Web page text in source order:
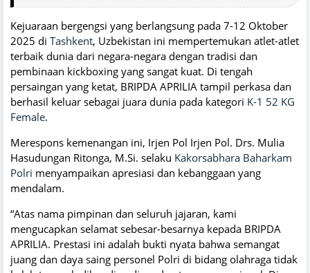
Kejuaraan bergengsi yang berlangsung pada 7-12 Oktober
2025 di Tashkent, Uzbekistan ini mempertemukan atlet-atlet
terbaik dunia dari negara-negara dengan tradisi dan
pembinaan kickboxing yang sangat kuat. Di tengah
persaingan yang ketat, BRIPDA APRILIA tampil perkasa dan
berhasil keluar sebagai juara dunia pada kategori K-1 52 KG
Female.
Merespons kemenangan ini, Irjen Pol Irjen Pol. Drs. Mulia
Hasudungan Ritonga, M.Si. selaku Kakorsabhara Baharkam
Polri menyampaikan apresiasi dan kebanggaan yang
mendalam.
“Atas nama pimpinan dan seluruh jajaran, kami
mengucapkan selamat sebesar-besarnya kepada BRIPDA
APRILIA. Prestasi ini adalah bukti nyata bahwa semangat
juang dan daya saing personel Polri di bidang olahraga tidak